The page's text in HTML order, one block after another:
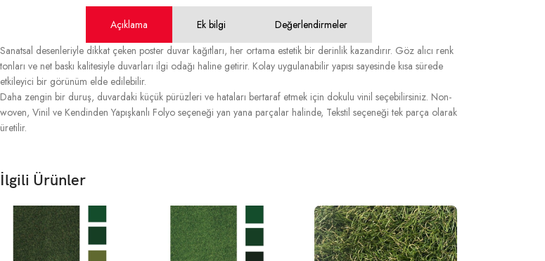
Açıklama Ek bilgi
Değerlendirmeler
Sanatsal desenleriyle dikkat çeken poster duvar kağıtları, her ortama estetik bir derinlik kazandırır. Göz alıcı renk
tonları ve net baskı kalitesiyle duvarları ilgi odağı haline getirir. Kolay uygulanabilir yapısı sayesinde kısa sürede
etkileyici bir görünüm elde edilebilir.
Daha zengin bir duruş, duvardaki küçük pürüzleri ve hataları bertaraf etmek için dokulu vinil seçebilirsiniz. Non-
woven, Vinil ve Kendinden Yapışkanlı Folyo seçeneği yan yana parçalar halinde, Tekstil seçeneği tek parça olarak
üretilir.
İlgili Ürünler